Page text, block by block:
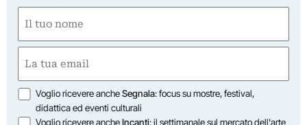
(Required)
First
(Required)
Opzioni
Voglio ricevere ancheSegnala: focus su mostre, festival,
didattica ed eventi culturali
Voglio ricevere ancheIncanti: il settimanale sul mercato dell'arte